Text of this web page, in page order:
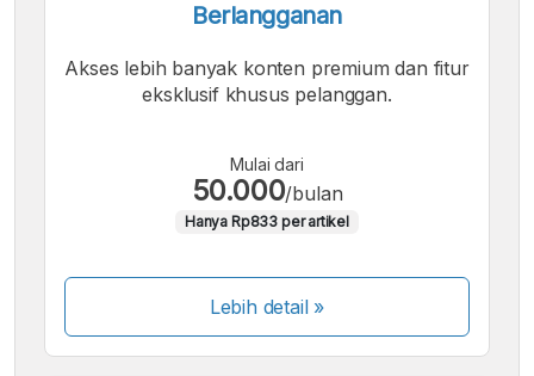
Berlangganan
Akses lebih banyak konten premium dan fitur
eksklusif khusus pelanggan.
Mulai dari
50.000/bulan
Hanya Rp833 per artikel
Lebih detail »